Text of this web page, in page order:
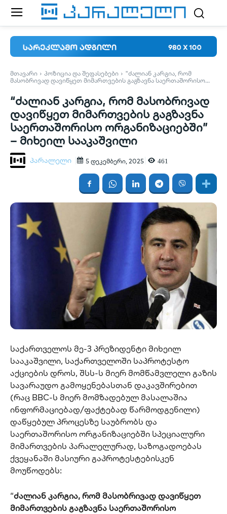
ᲛᲗᲐᲕᲐᲠᲘ ᲞᲝᲖᲘᲪᲘᲐ ᲓᲐ ᲨᲔᲤᲐᲡᲔᲑᲔᲑᲘ
"ᲫᲐᲚᲘᲐᲜ ᲙᲐᲠᲒᲘᲐ, ᲠᲝᲛ
ᲛᲐᲡᲝᲑᲠᲘᲕᲐᲓ ᲓᲐᲕᲘᲬᲧᲔᲗ ᲛᲘᲛᲐᲠᲗᲕᲔᲑᲘᲡ ᲒᲐᲒᲖᲐᲕᲜᲐ ᲡᲐᲔᲠᲗᲐᲨᲝᲠᲘᲡᲝ...
“ძალიან კარგია, რომ მასობრივად
დავიწყეთ მიმართვების გაგზავნა
საერთაშორისო ორგანიზაციებში”
– მიხეილ სააკაშვილი
პარალელი 5 დეკემბერი, 2025 461
საქართველოს მე-3 პრეზიდენტი მიხეილ
სააკაშვილი, საქართველოში საპროტესტო
აქციების დროს, შსს-ს მიერ მომწამვლელი გაზის
სავარაუდო გამოყენებასთან დაკავშირებით
(რაც BBC-ს მიერ მომზადებულ მასალაშია
ინფორმაციებად/ფაქტებად წარმოდგენილი)
დაწყებულ პროცესზე საუბრობს და
საერთაშორისო ორგანიზაციებში სპეციალური
მიმართვების პარალელურად, საზოგადოებას
ქვეყანაში მასიური გაპროტესტებისკენ
მოუწოდებს:
“ძალიან კარგია, რომ მასობრივად დავიწყეთ
მიმართვების გაგზავნა საერთაშორისო